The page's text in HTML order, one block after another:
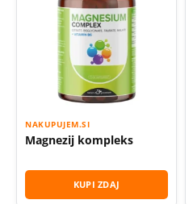
NAKUPUJEM.SI
Magnezij kompleks
KUPI ZDAJ